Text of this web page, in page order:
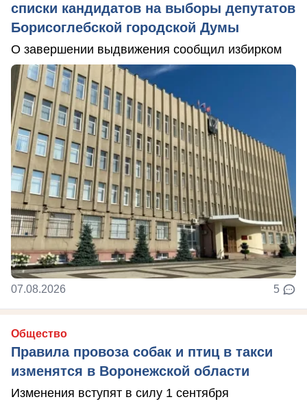
списки кандидатов на выборы депутатов
Борисоглебской городской Думы
О завершении выдвижения сообщил избирком
07.08.2026 5
Общество
Правила провоза собак и птиц в такси
изменятся в Воронежской области
Изменения вступят в силу 1 сентября